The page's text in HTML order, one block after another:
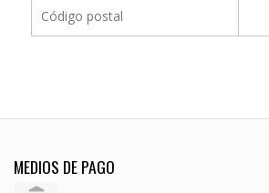
MEDIOS DE PAGO